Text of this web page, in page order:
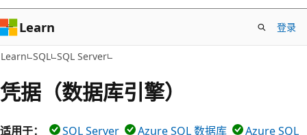
Learn 登录
Learn SQL SQL Server
凭据（数据库引擎）
适用于： SQL Server Azure SQL 数据库
Azure SQL